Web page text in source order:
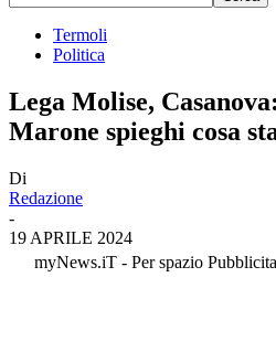
Termoli
Politica
Lega Molise,
Marone spieghi cosa
Di
Redazione
-
19 APRILE 2024
myNews.iT - Per spazio